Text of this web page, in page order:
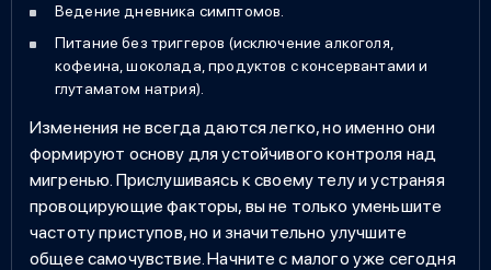
Ведение дневника симптомов.
Питание без триггеров (исключение алкоголя,
кофеина, шоколада, продуктов с консервантами и
глутаматом натрия).
Изменения не всегда даются легко, но именно они
формируют основу для устойчивого контроля над
мигренью. Прислушиваясь к своему телу и устраняя
провоцирующие факторы, вы не только уменьшите
частоту приступов, но и значительно улучшите
общее самочувствие. Начните с малого уже сегодня